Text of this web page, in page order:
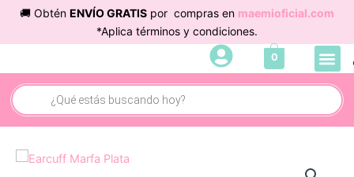
contenido
🚚 Obtén ENVÍO GRATIS por compras en maemioficial.com
*Aplica términos y condiciones.
0
Búsqueda
de
productos
Earcuff